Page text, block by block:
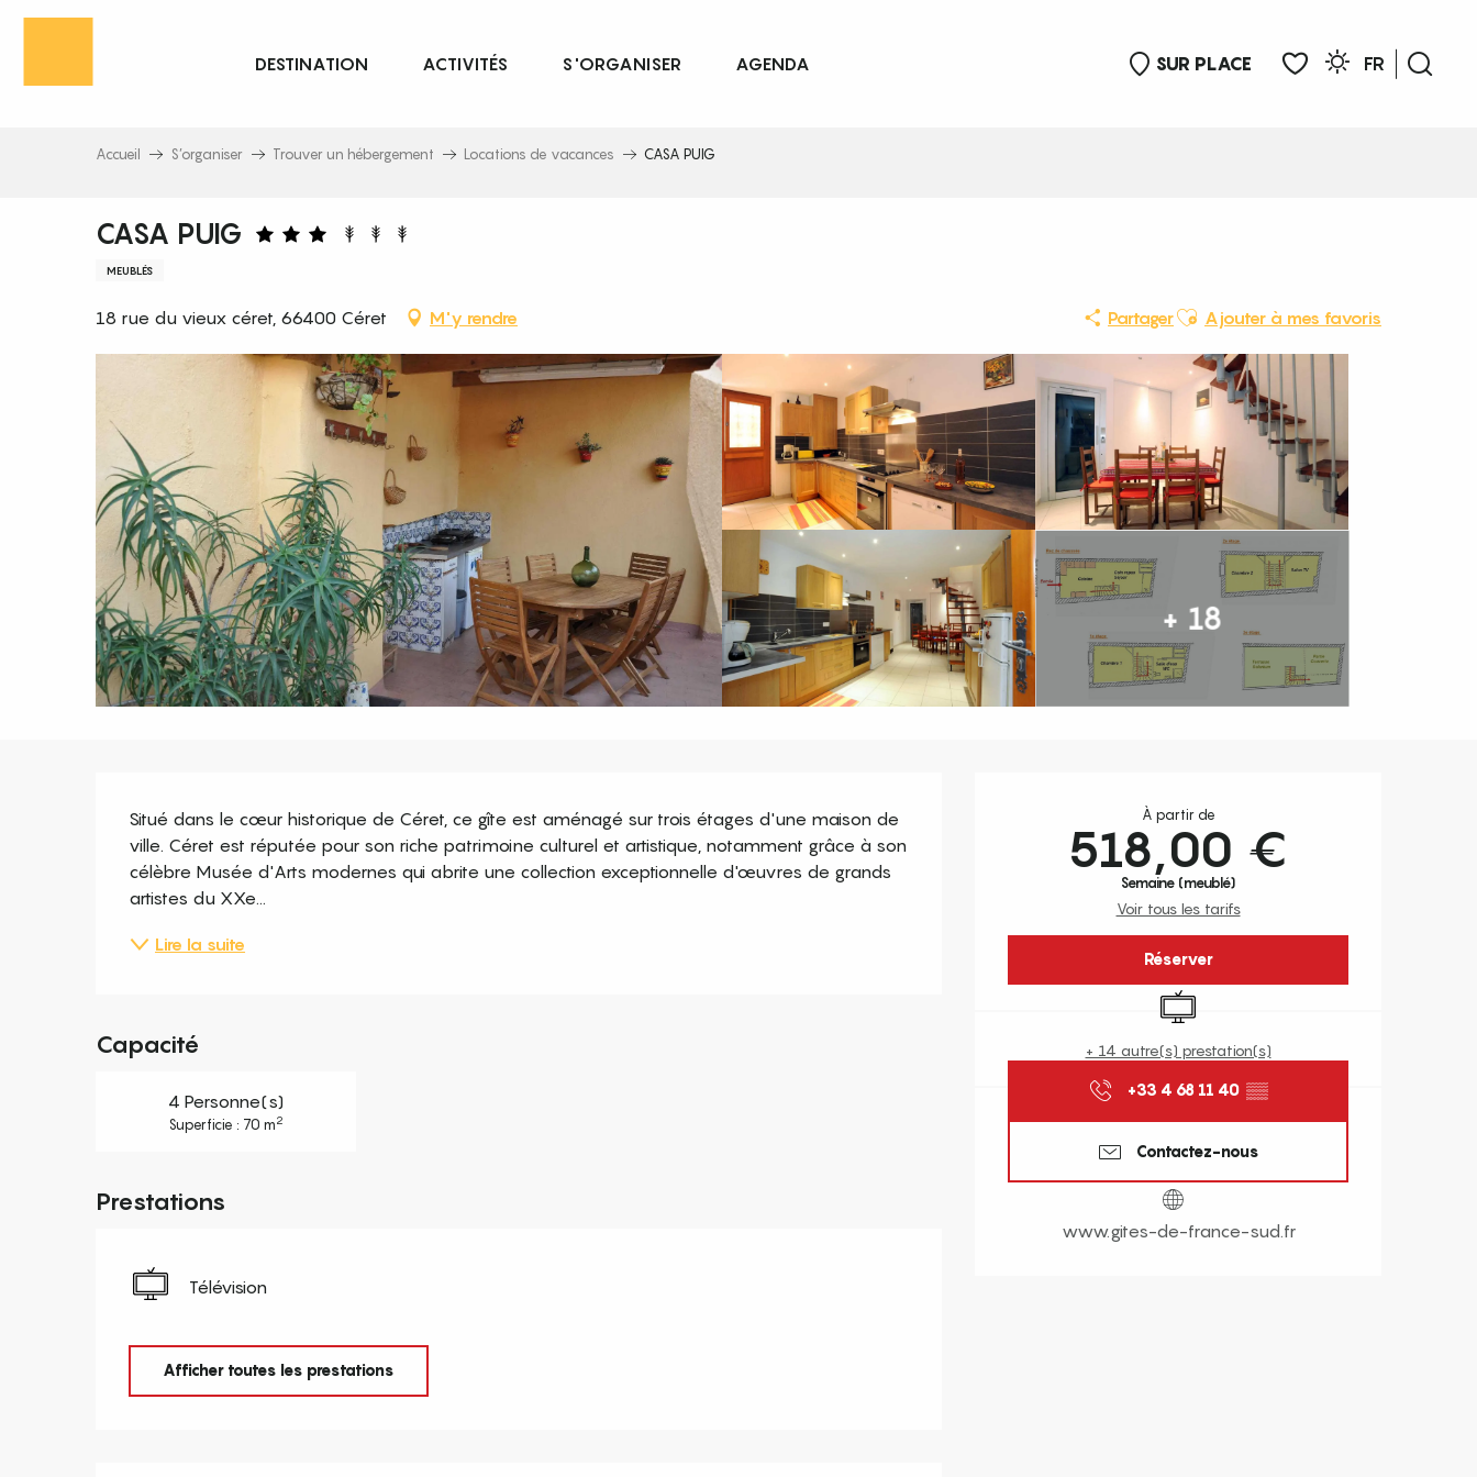
Aller
principal
SUR PLACE
FR
DESTINATION ACTIVITÉS S'ORGANISER AGENDA
Accueil S’organiser Trouver un hébergement Locations de vacances CASA PUIG
CASA PUIG
MEUBLÉS
18 rue du vieux céret, 66400 Céret M'y rendre PartagerAjouter aux favoris
Ajouter à mes favoris
+ 18
Ouverture et coordonnées
À partir de
518,00 €
Semaine (meublé)
Voir tous les tarifs
Réserver
Télévision
+ 14 autre(s) prestation(s)
+33 4 68 11 40 ▒▒
Contactez-nous
www.gites-de-france-sud.fr
Description
Situé dans le cœur historique de Céret, ce gîte est aménagé sur trois étages d'une maison de
ville. Céret est réputée pour son riche patrimoine culturel et artistique, notamment grâce à son
célèbre Musée d'Arts modernes qui abrite une collection exceptionnelle d'œuvres de grands
artistes du XXe...
Lire la suite
Capacité
4 Personne(s)
Superficie : 70 m2
Prestations
Télévision
Afficher toutes les prestations